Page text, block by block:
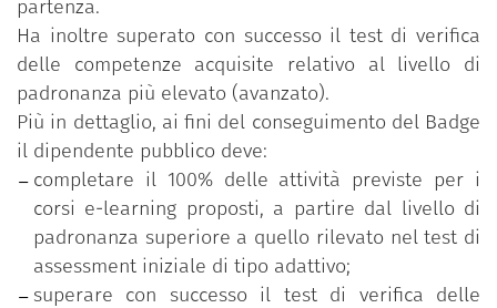
partenza.
Ha inoltre superato con successo il test di verifica
delle competenze acquisite relativo al livello di
padronanza più elevato (avanzato).
Più in dettaglio, ai fini del conseguimento del Badge
il dipendente pubblico deve:
completare il 100% delle attività previste per i
corsi e-learning proposti, a partire dal livello di
padronanza superiore a quello rilevato nel test di
assessment iniziale di tipo adattivo;
superare con successo il test di verifica delle